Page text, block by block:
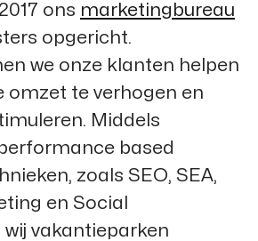
ons marketingbureau
opgericht.
we onze klanten helpen
omzet te verhogen en
Middels
based
zoals SEO, SEA,
en Social
wij vakantieparken